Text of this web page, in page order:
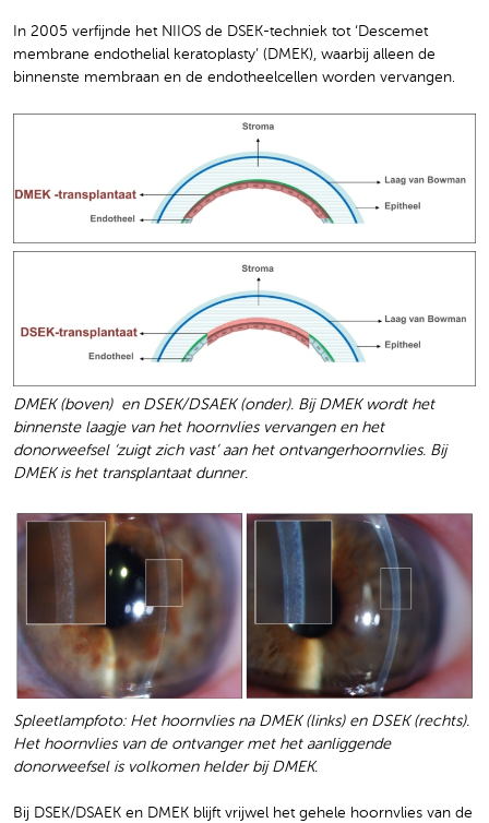
In 2005 verfijnde het NIIOS de DSEK-techniek tot ‘Descemet
membrane endothelial keratoplasty’ (DMEK), waarbij alleen de
binnenste membraan en de endotheelcellen worden vervangen.
DMEK (boven) en DSEK/DSAEK (onder). Bij DMEK wordt het
binnenste laagje van het hoornvlies vervangen en het
donorweefsel ‘zuigt zich vast’ aan het ontvangerhoornvlies. Bij
DMEK is het transplantaat dunner.
Spleetlampfoto: Het hoornvlies na DMEK (links) en DSEK (rechts).
Het hoornvlies van de ontvanger met het aanliggende
donorweefsel is volkomen helder bij DMEK.
Bij DSEK/DSAEK en DMEK blijft vrijwel het gehele hoornvlies van de